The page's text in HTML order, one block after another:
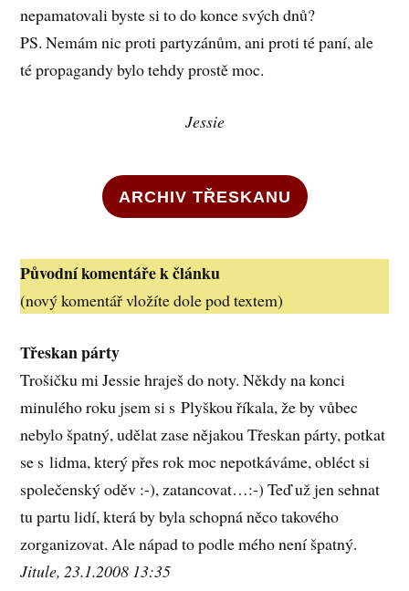
nepamatovali byste si to do konce svých dnů?
PS. Nemám nic proti partyzánům, ani proti té paní, ale
té propagandy bylo tehdy prostě moc.
Jessie
ARCHIV TŘESKANU
Původní komentáře k článku
(nový komentář vložíte dole pod textem)
Třeskan párty
Trošičku mi Jessie hraješ do noty. Někdy na konci
minulého roku jsem si s Plyškou říkala, že by vůbec
nebylo špatný, udělat zase nějakou Třeskan párty, potkat
se s lidma, který přes rok moc nepotkáváme, obléct si
společenský oděv :-), zatancovat…:-) Teď už jen sehnat
tu partu lidí, která by byla schopná něco takového
zorganizovat. Ale nápad to podle mého není špatný.
Jitule, 23.1.2008 13:35